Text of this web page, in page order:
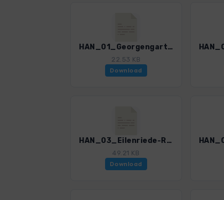
HAN_01_Georgengarten_4595_1.gpx
22.53 KB
Download
HAN_03_Eilenriede-Ricklingen_4595_1.gpx
49.21 KB
Download